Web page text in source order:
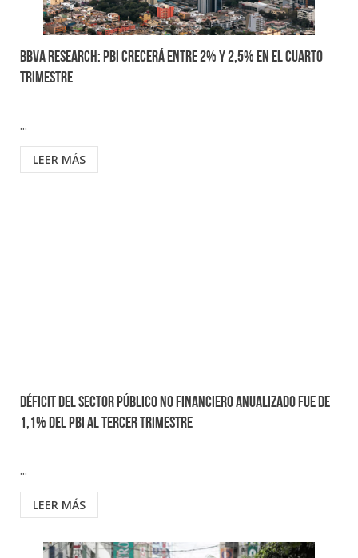
BBVA Research: PBI crecerá entre 2% y 2,5% en el cuarto
trimestre
...
LEER MÁS
Déficit del Sector Público No Financiero anualizado fue de
1,1% del PBI al tercer trimestre
...
LEER MÁS